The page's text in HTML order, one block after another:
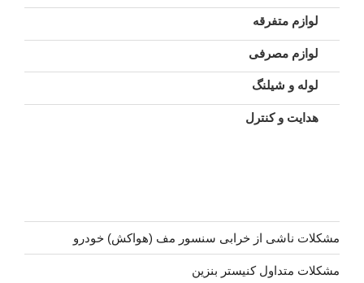
لوازم متفرقه
لوازم مصرفی
لوله و شیلنگ
هدایت و کنترل
مشکلات ناشی از خرابی سنسور مف (هواکش) خودرو
مشکلات متداول کنیستر بنزین